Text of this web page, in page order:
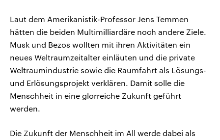
Laut dem Amerikanistik-Professor Jens Temmen
hätten die beiden Multimilliardäre noch andere Ziele.
Musk und Bezos wollten mit ihren Aktivitäten ein
neues Weltraumzeitalter einläuten und die private
Weltraumindustrie sowie die Raumfahrt als Lösungs-
und Erlösungsprojekt verklären. Damit solle die
Menschheit in eine glorreiche Zukunft geführt
werden.
Die Zukunft der Menschheit im All werde dabei als